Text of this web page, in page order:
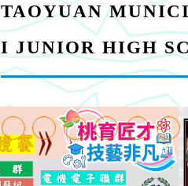
TAOYUAN
I JUNIOR HIGH